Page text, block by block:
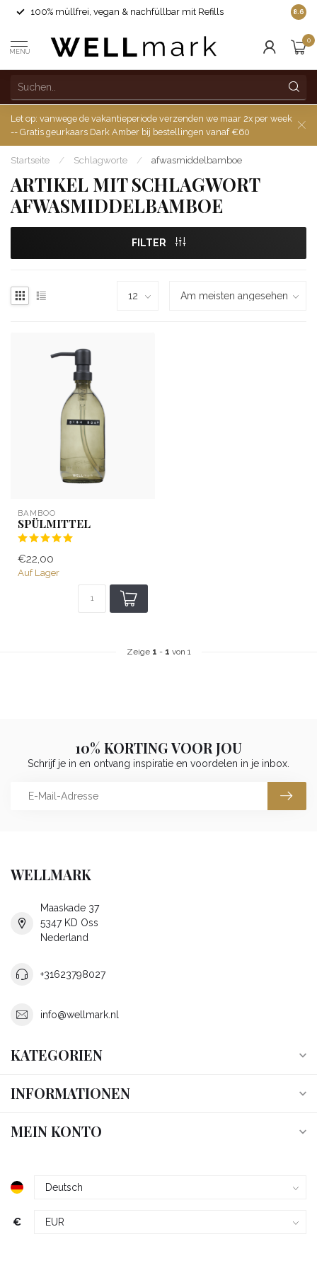
100% müllfrei, vegan & nachfüllbar mit Refills 8.6
MENU
0
Let op: vanwege de vakantieperiode verzenden we maar 2x per week
-- Gratis geurkaars Dark Amber bij bestellingen vanaf €60
Startseite / Schlagworte / afwasmiddelbamboe
ARTIKEL MIT SCHLAGWORT
AFWASMIDDELBAMBOE
FILTER
BAMBOO
SPÜLMITTEL
€22,00
Auf Lager
Zeige 1 - 1 von 1
10% KORTING VOOR JOU
Schrijf je in en ontvang inspiratie en voordelen in je inbox.
WELLMARK
Maaskade 37
5347 KD Oss
Nederland
+31623798027
info@wellmark.nl
KATEGORIEN
INFORMATIONEN
MEIN KONTO
€